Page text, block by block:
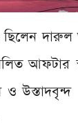
ছিলেন
ও